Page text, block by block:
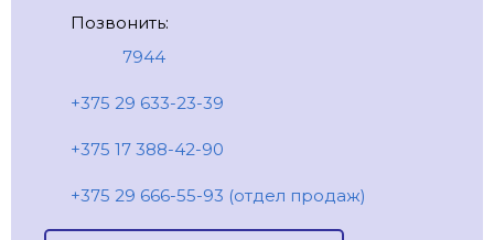
Позвонить:
7944
+375 29 633-23-39
+375 17 388-42-90
+375 29 666-55-93 (отдел продаж)